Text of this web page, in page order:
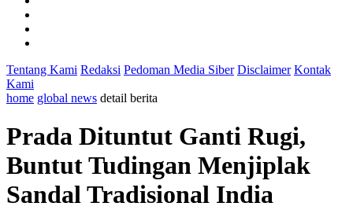
Tentang Kami Redaksi Pedoman Media Siber Disclaimer Kontak
Kami
home global news detail berita
Prada Dituntut Ganti Rugi,
Buntut Tudingan Menjiplak
Sandal Tradisional India